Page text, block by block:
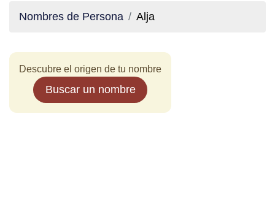
Nombres de Persona Alja
Descubre el origen de tu nombre
Buscar un nombre